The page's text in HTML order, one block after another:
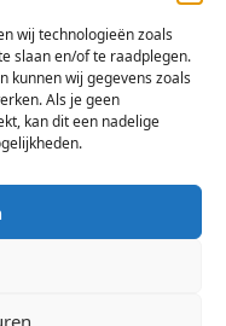
wij technologieën zoals
slaan en/of te raadplegen.
kunnen wij gegevens zoals
Als je geen
kan dit een nadelige